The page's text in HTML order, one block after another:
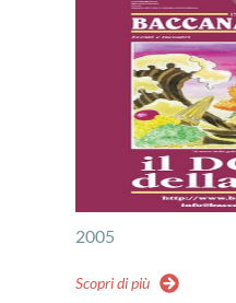
2005
Scopri di più